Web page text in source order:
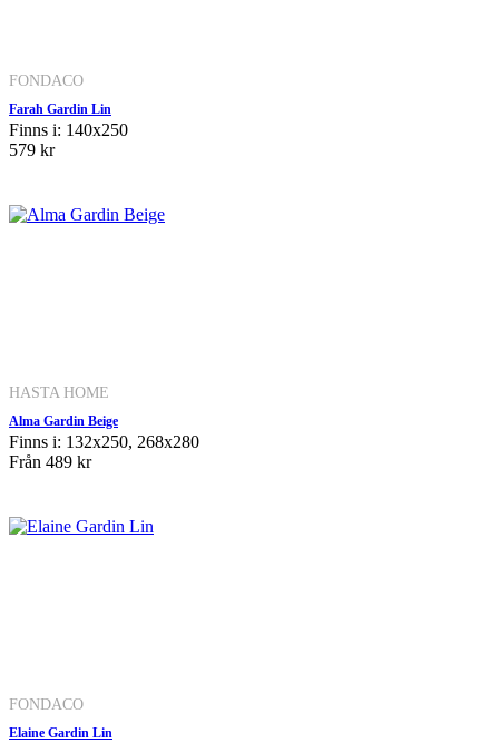
FONDACO
Farah Gardin Lin
Finns i: 140x250
579 kr
HASTA HOME
Alma Gardin Beige
Finns i: 132x250, 268x280
Från 489 kr
FONDACO
Elaine Gardin Lin